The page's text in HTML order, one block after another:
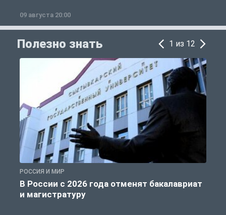
09 августа 20:00
Полезно знать 1 из 12
РОССИЯ И МИР
В России с 2026 года отменят бакалавриат
и магистратуру